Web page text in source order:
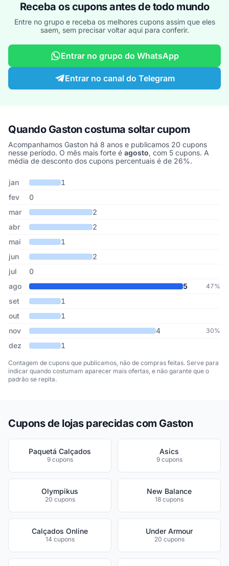
Receba os cupons antes de todo mundo
Entre no grupo e receba os melhores cupons assim que eles
saem, sem precisar voltar aqui para conferir.
Entrar no grupo do WhatsApp
Entrar no canal do Telegram
Quando Gaston costuma soltar cupom
Acompanhamos Gaston há 8 anos e publicamos 20 cupons
nesse período. O mês mais forte é agosto, com 5 cupons. A
média de desconto dos cupons percentuais é de 26%.
Cupons de Gaston publicados por mês, somando os últimos 8
Mês Cupons publicados
jan
1
fev
0
mar
2
abr
2
mai
1
jun
2
jul
0
ago
5 47%
set
1
out
1
nov
4 30%
dez 1
Contagem de cupons que publicamos, não de compras feitas. Serve para
indicar quando costumam aparecer mais ofertas, e não garante que o
padrão se repita.
Cupons de lojas parecidas com Gaston
Paquetá Calçados
9 cupons
Asics
9 cupons
Olympikus
20 cupons
New Balance
18 cupons
Calçados Online
14 cupons
Under Armour
20 cupons